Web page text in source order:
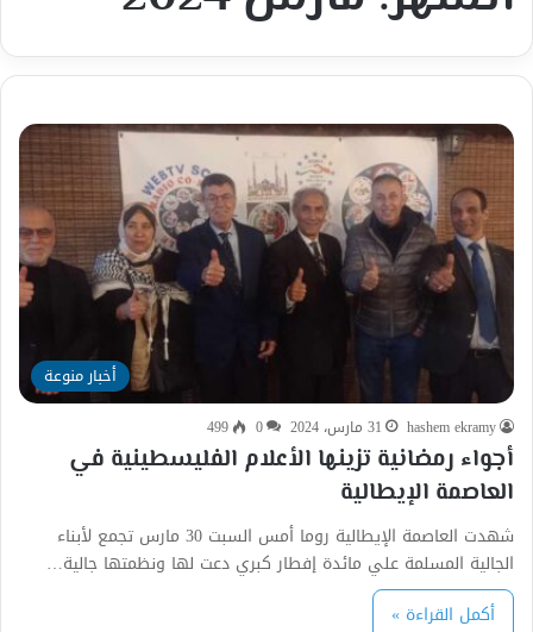
أخبار منوعة
hashem ekramy 31 مارس، 2024 0
499
أجواء رمضانية تزينها الأعلام الفليسطينية في
العاصمة الإيطالية
شهدت العاصمة الإيطالية روما أمس السبت 30 مارس تجمع لأبناء
الجالية المسلمة علي مائدة إفطار كبري دعت لها ونظمتها جالية…
أكمل القراءة »